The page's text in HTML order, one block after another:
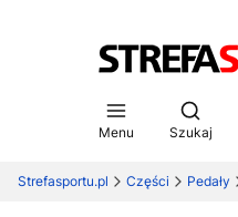
Menu Szukaj
Strefasportu.pl Części Pedały